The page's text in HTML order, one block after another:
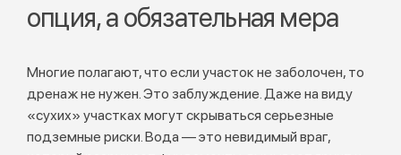
опция, а обязательная мера
Многие полагают, что если участок не заболочен, то
дренаж не нужен. Это заблуждение. Даже на виду
«сухих» участках могут скрываться серьезные
подземные риски. Вода — это невидимый враг,